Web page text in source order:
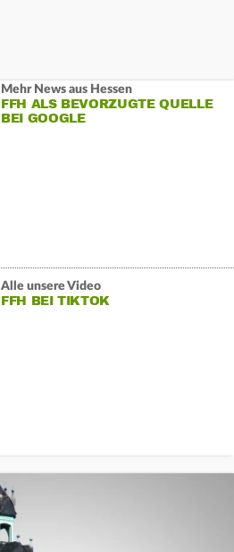
Mehr News aus Hessen
FFH ALS BEVORZUGTE QUELLE
BEI GOOGLE
Alle unsere Video
FFH BEI TIKTOK